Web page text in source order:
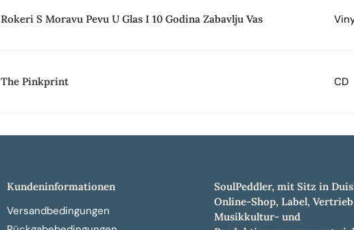
Rokeri S Moravu Pevu U Glas I 10 Godina Zabavlju Vas
The Pinkprint CD
Kundeninformationen
Versandbedingungen
SoulPeddler, mit Sitz in
Online-Shop, Label,
Musikkultur- und